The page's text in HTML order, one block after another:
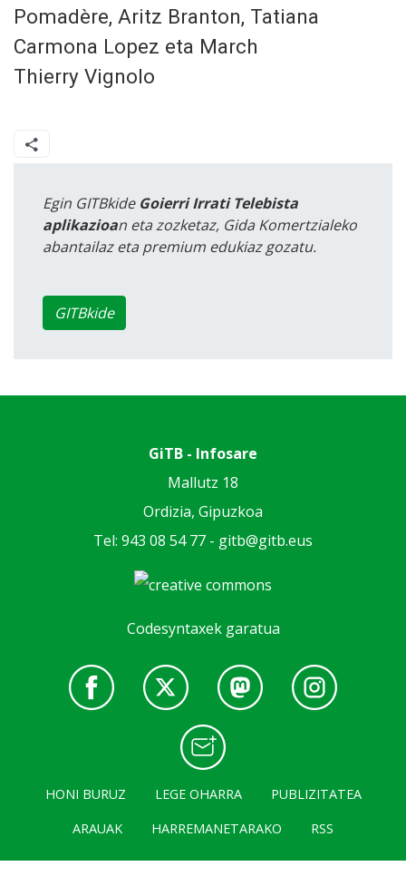
Pomadère, Aritz Branton, Tatiana
Carmona Lopez eta March
Thierry Vignolo
Egin GITBkide Goierri Irrati Telebista
aplikazioan eta zozketaz, Gida Komertzialeko
abantailaz eta premium edukiaz gozatu.
GITBkide
GiTB - Infosare
Mallutz 18
Ordizia, Gipuzkoa
Tel: 943 08 54 77 - gitb@gitb.eus
Codesyntaxek garatua
HONI BURUZ LEGE OHARRA
PUBLIZITATEA
ARAUAK
HARREMANETARAKO RSS